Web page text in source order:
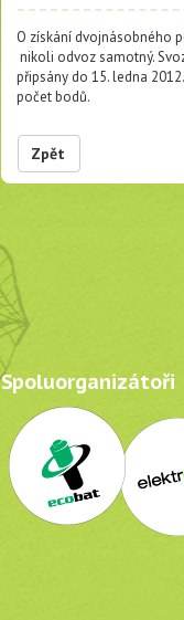
O získání dvojnásobného
nikoli odvoz samotný.
připsány do 15. ledna
počet bodů.
Zpět
Spoluorganizátoři